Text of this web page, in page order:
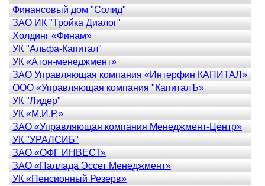
Финансовый дом "Солид"
ЗАО ИК "Тройка Диалог"
Холдинг «Финам»
УК "Альфа-Капитал"
УК «Атон-менеджмент»
ЗАО Управляющая компания «Интерфин КАПИТАЛ»
ООО «Управляющая компания "КапиталЪ»
УК "Лидер"
УК «М.И.Р.»
ЗАО «Управляющая компания Менеджмент-Центр»
УК "УРАЛСИБ"
ЗАО «ОФГ ИНВЕСТ»
ЗАО «Паллада Эссет Менеджмент»
УК «Пенсионный Резерв»